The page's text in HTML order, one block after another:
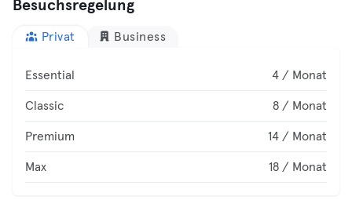
Besuchsregelung
Privat Business
Essential 4 / Monat
Classic 8 / Monat
Premium 14 / Monat
Max 18 / Monat